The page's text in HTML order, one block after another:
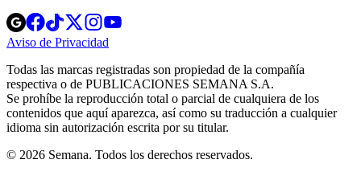
Opens
in
new
Opens
in
new
Opens
in
new
window
Opens
new
windowwindow
Aviso de Privacidad
new
window
Todas las marcas registradas son propiedad de la compañía
respectiva o de PUBLICACIONES SEMANA S.A.
Se prohíbe la reproducción total o parcial de cualquiera de los
contenidos que aquí aparezca, así como su traducción a cualquier
idioma sin autorización escrita por su titular.
© 2026 Semana. Todos los derechos reservados.